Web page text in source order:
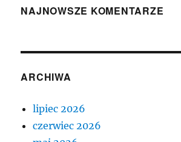
NAJNOWSZE KOMENTARZE
ARCHIWA
lipiec 2026
czerwiec 2026